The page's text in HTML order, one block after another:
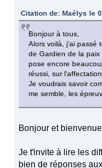
Citation de: Maélys le
Bonjour à tous,
Alors voilà, j'ai passé
de Gardien de la paix
pose encore
réussi, sur l'affectation
Je voudrais savoir
me semble, les
Bonjour et
Je t'invite à lire les
bien de réponses